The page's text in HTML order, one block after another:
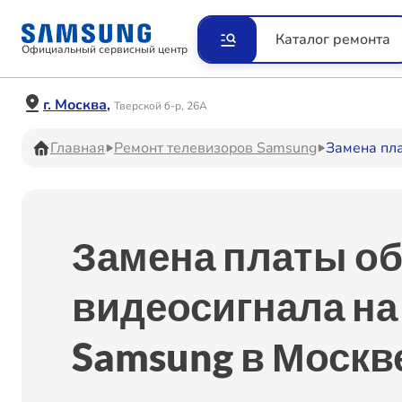
Официальный сервисный центр
Каталог ремонта
г. Москва, Тверской б-р, 26А
Главная Ремонт телевизоров Samsung Замена
Замена платы
видеосигнала
Samsung в
Ремонт Видеокамер
Ремонт Наушников
Ремонт Холодильников
систем